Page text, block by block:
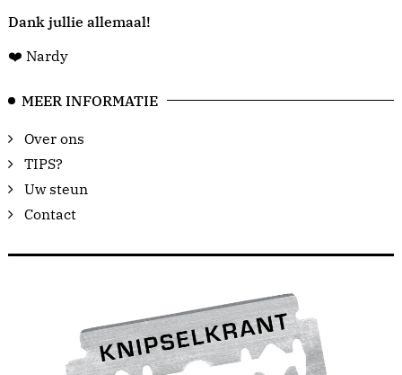
Dank jullie allemaal!
❤️ Nardy
MEER INFORMATIE
Over ons
TIPS?
Uw steun
Contact